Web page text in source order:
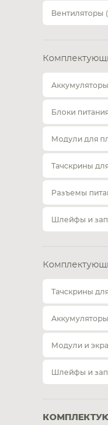
Вентиляторы
Блоки
Модули для
Тачскрины
Разъемы
Шлейфы и
Тачскрины
Модули и
Шлейфы и